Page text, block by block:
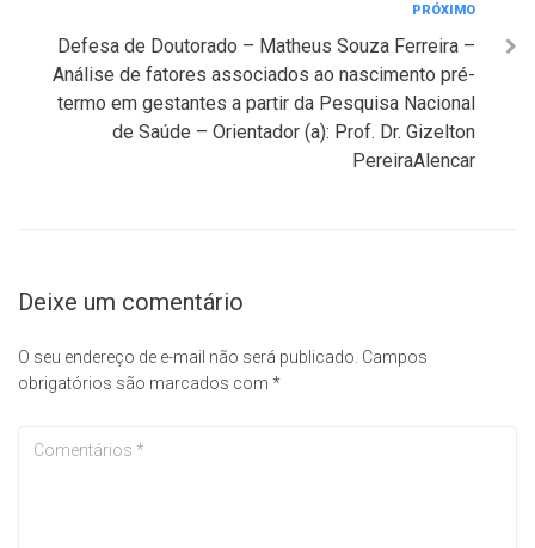
PRÓXIMO
Defesa de Doutorado – Matheus Souza Ferreira –
Análise de fatores associados ao nascimento pré-
termo em gestantes a partir da Pesquisa Nacional
de Saúde – Orientador (a): Prof. Dr. Gizelton
PereiraAlencar
Deixe um comentário
O seu endereço de e-mail não será publicado. Campos
obrigatórios são marcados com *